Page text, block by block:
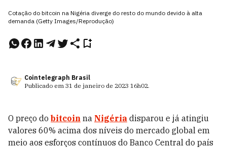
Cotação do bitcoin na Nigéria diverge do resto do mundo devido à alta
demanda (Getty Images/Reprodução)
Cointelegraph Brasil
Publicado em 31 de janeiro de 2023 16h02.
O preço do bitcoin na Nigéria disparou e já atingiu
valores 60% acima dos níveis do mercado global em
meio aos esforços contínuos do Banco Central do país